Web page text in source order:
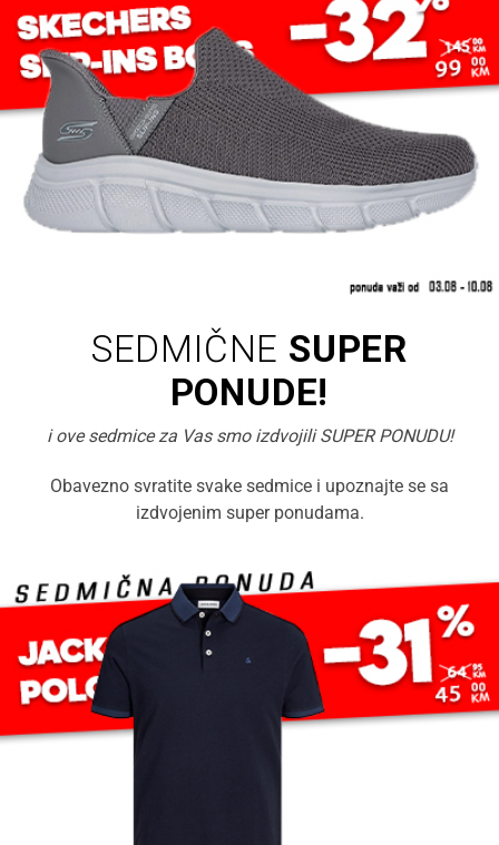
SEDMIČNE SUPER
PONUDE!
i ove sedmice za Vas smo izdvojili SUPER PONUDU!
Obavezno svratite svake sedmice i upoznajte se sa
izdvojenim super ponudama.